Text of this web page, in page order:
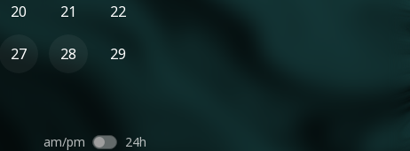
20 21 22
27 28 29
am/pm 24h